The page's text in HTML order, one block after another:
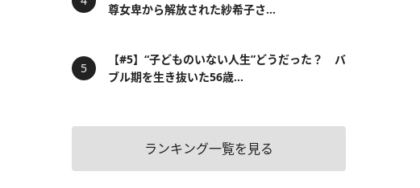
尊女卑から解放された紗希子さ...
【#5】“子どものいない人生”どうだった？ バ
ブル期を生き抜いた56歳...
ランキング一覧を見る